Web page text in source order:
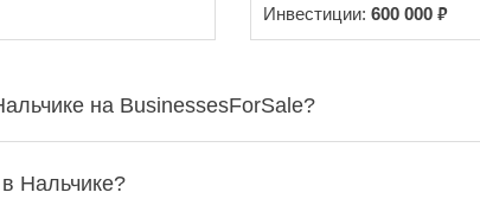
Инвестиции: 600 000 ₽
на BusinessesForSale?
Нальчике?